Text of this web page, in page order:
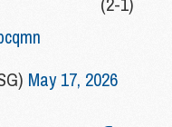
May 17, 2026